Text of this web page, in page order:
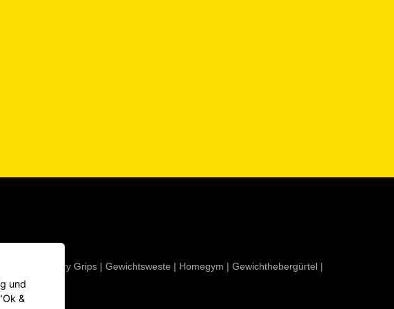
Victory Grips | Gewichtsweste | Homegym | Gewichthebergürtel |
und
&